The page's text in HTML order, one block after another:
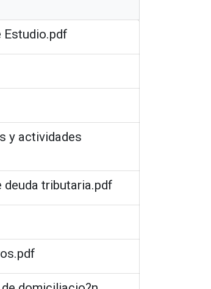
Estudio.pdf
y actividades
tributaria.pdf